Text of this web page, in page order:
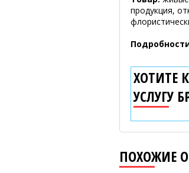
продукция,
ХОТИТЕ
УСЛУГУ
ПОХОЖИЕ